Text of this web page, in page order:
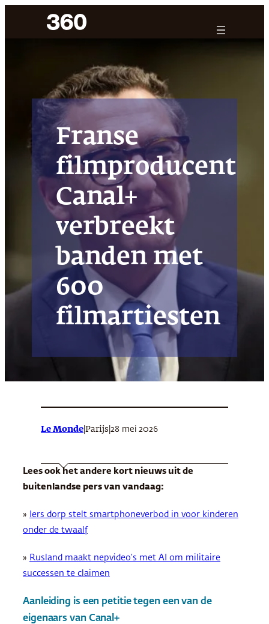
Franse
filmproducent
Canal+
verbreekt
banden met
600
filmartiesten
Le Monde Parijs 28 mei 2026
Lees ook het andere kort nieuws uit de
buitenlandse pers van vandaag:
»
Iers dorp stelt smartphoneverbod in voor kinderen
onder de twaalf
» Rusland maakt nepvideo’s met AI om militaire
successen te claimen
Aanleiding is een petitie tegen een van de
eigenaars van Canal+